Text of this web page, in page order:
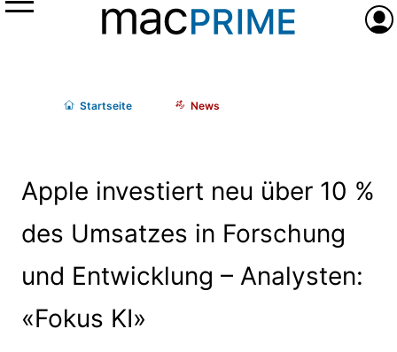
Menü
Startseite News
Apple investiert neu über 10 %
des Umsatzes in Forschung
und Entwicklung – Analysten:
«Fokus KI»